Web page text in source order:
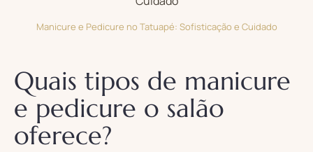
Manicure e Pedicure no Tatuapé: Sofisticação e Cuidado
Quais tipos de manicure
e pedicure o salão
oferece?